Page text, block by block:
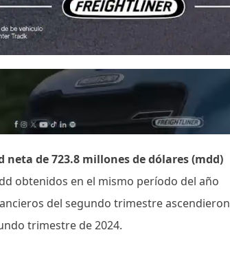
neta de 723.8 millones de dólares (mdd)
obtenidos en el mismo período del año
del segundo trimestre ascendieron
trimestre de 2024.